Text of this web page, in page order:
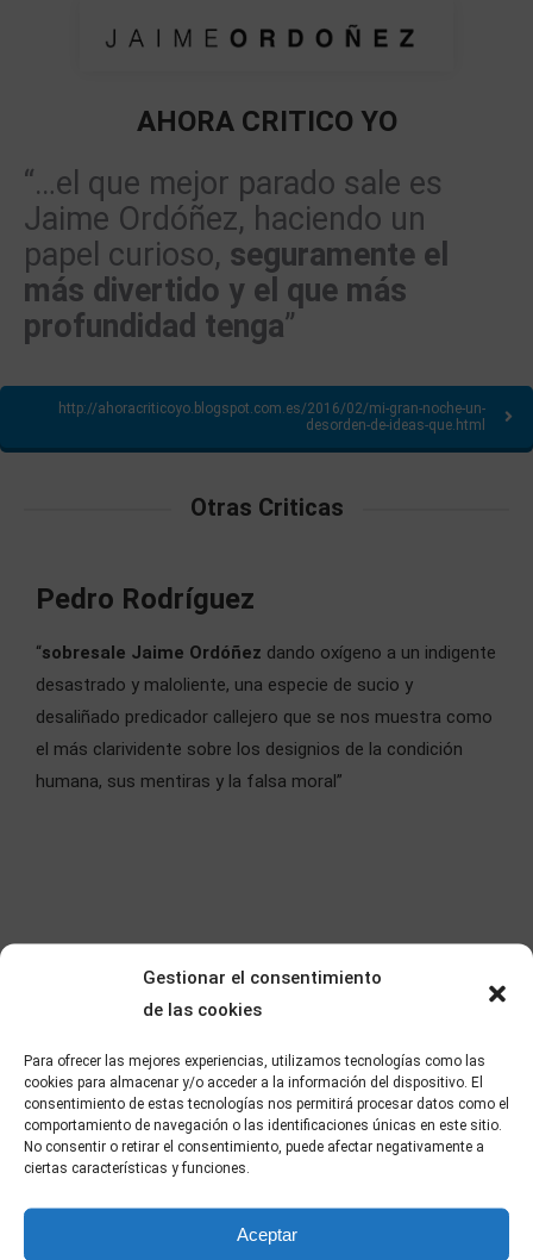
Gestionar el consentimiento
de las cookies
Para ofrecer las mejores experiencias, utilizamos tecnologías como las
cookies para almacenar y/o acceder a la información del dispositivo. El
consentimiento de estas tecnologías nos permitirá procesar datos como el
comportamiento de navegación o las identificaciones únicas en este sitio.
No consentir o retirar el consentimiento, puede afectar negativamente a
ciertas características y funciones.
Aceptar
AHORA CRITICO YO
“…el que mejor parado sale es
Jaime Ordóñez, haciendo un
papel curioso, seguramente el
más divertido y el que más
profundidad tenga”
http://ahoracriticoyo.blogspot.com.es/2016/02/mi-gran-noche-un-
desorden-de-ideas-que.html
Otras Criticas
Pedro Rodríguez
“sobresale Jaime Ordóñez dando oxígeno a un indigente
desastrado y maloliente, una especie de sucio y
desaliñado predicador callejero que se nos muestra como
el más clarividente sobre los designios de la condición
humana, sus mentiras y la falsa moral”
LACAJADMÚSICA
“Jaime Ordóñezes todo un descubrimiento. Todos
tenemos un referente clásico de la mano de Jose Mota,
pero como actor para nosotroses uno de los mayores